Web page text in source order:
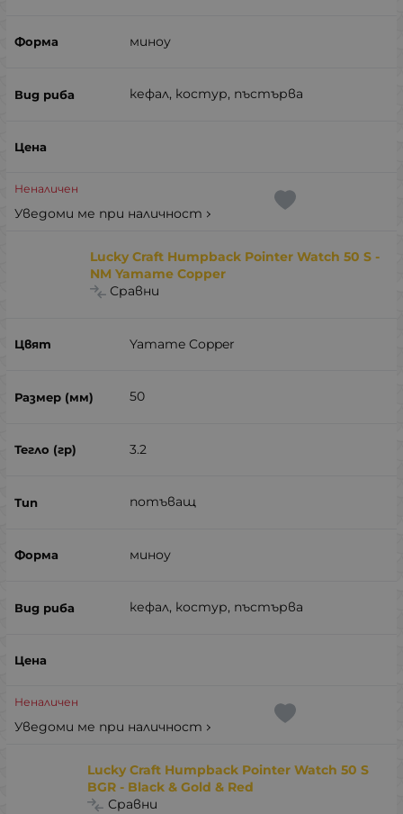
миноу
кефал, костур, пъстърва
Неналичен
Уведоми ме при наличност
Lucky Craft Humpback Pointer Watch 50 S -
NM Yamame Copper
Сравни
Yamame Copper
50
3.2
потъващ
миноу
кефал, костур, пъстърва
Неналичен
Уведоми ме при наличност
Lucky Craft Humpback Pointer Watch 50 S
BGR - Black & Gold & Red
Сравни